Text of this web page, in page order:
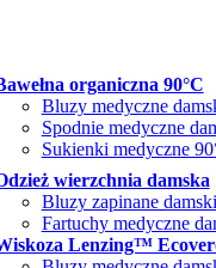
organiczna 90°C
Bluzy medyczne
Spodnie medyczne
Sukienki medyczne
wierzchnia damska
Bluzy zapinane
Fartuchy medyczne
Lenzing™